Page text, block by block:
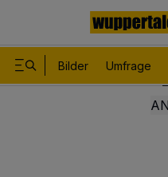
Bilder Umfrage